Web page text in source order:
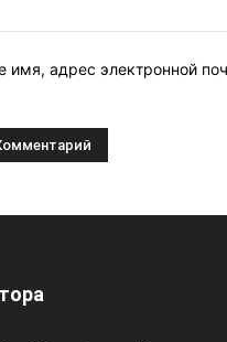
имя, адрес электронной